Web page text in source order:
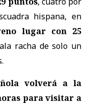
hispana, en
lugar con 25
racha de solo un
volverá a la
para visitar a